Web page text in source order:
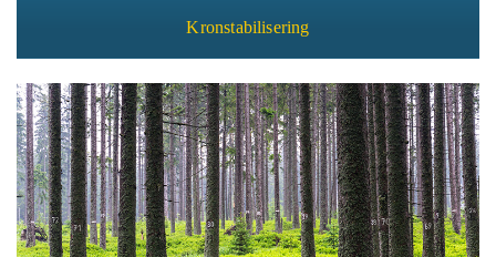
Kronstabilisering